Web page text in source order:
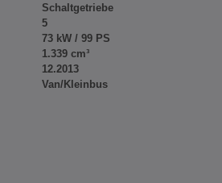
Schaltgetriebe
5
73 kW / 99 PS
1.339 cm³
12.2013
Van/Kleinbus